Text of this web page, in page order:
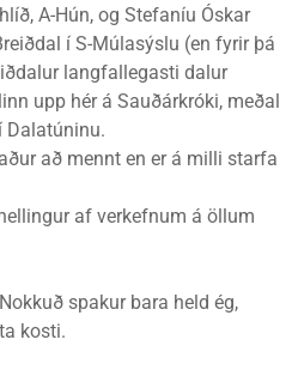
A-Hún, og Stefaníu Óskar
í S-Múlasýslu (en fyrir þá
langfallegasti dalur
upp hér á Sauðárkróki, meðal
Dalatúninu.
að mennt en er á milli starfa
af verkefnum á öllum
Nokkuð spakur bara held ég,
kosti.